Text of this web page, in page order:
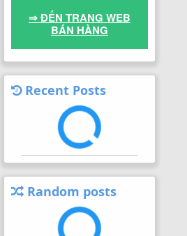
⇒ ĐẾN TRANG WEB
BÁN HÀNG
Recent Posts
Random posts